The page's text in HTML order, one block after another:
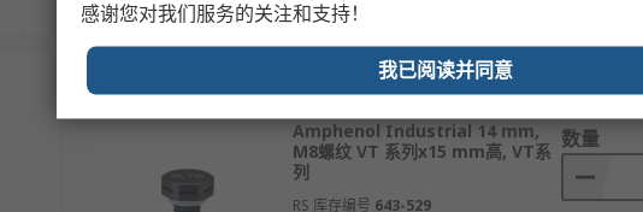
有库存
Amphenol Industrial 14 mm,
M8螺纹 VT 系列x15 mm高, VT系
列
RS 库存编号 643-529
数量
感谢您对我们服务的关注和支持！
我已阅读并同意